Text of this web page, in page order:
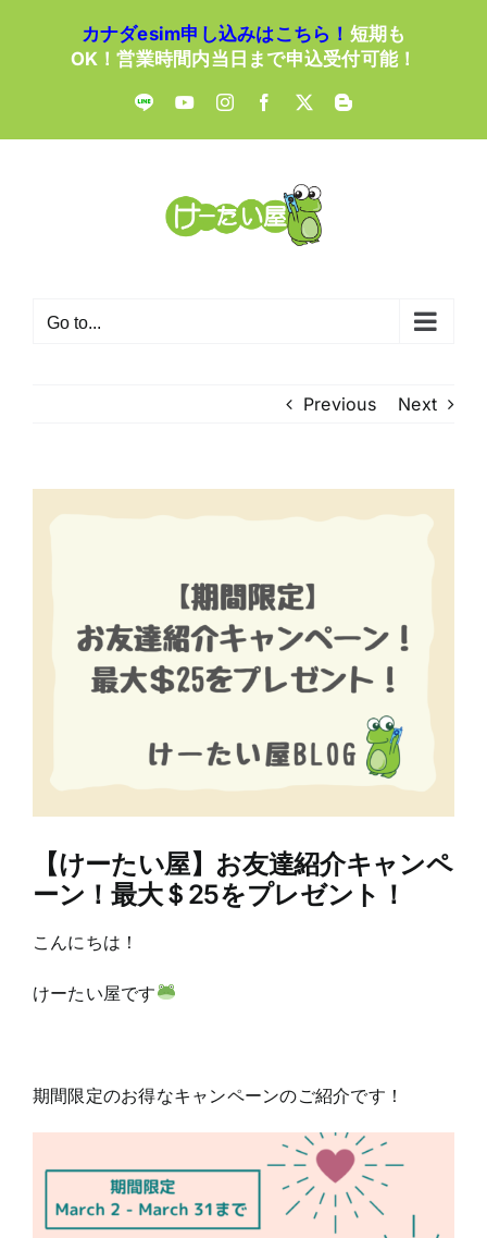
カナダesim申し込みはこちら！ 短期も
OK！営業時間内当日まで申込受付可能！
LINE YouTubeInstagramFacebook
X Blogger
Go to...
Previous Next
【けーたい屋】お友達紹介キャンペ
ーン！最大＄25をプレゼント！
こんにちは！
けーたい屋です
期間限定のお得なキャンペーンのご紹介です！